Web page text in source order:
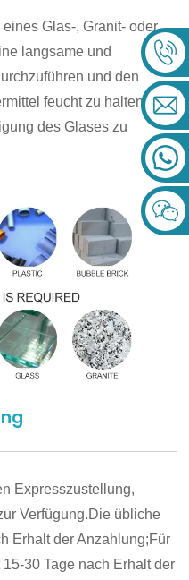
Glas-, Granit- oder
langsame und
und den
feucht zu halten, um
des Glases zu
Expresszustellung,
Verfügung.Die übliche
Erhalt der Anzahlung;Für
30 Tage nach Erhalt der